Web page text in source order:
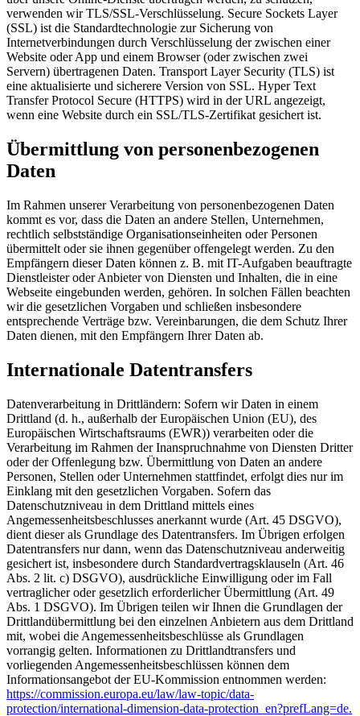
verwenden wir TLS/SSL-Verschlüsselung. Secure Sockets Layer
(SSL) ist die Standardtechnologie zur Sicherung von
Internetverbindungen durch Verschlüsselung der zwischen einer
Website oder App und einem Browser (oder zwischen zwei
Servern) übertragenen Daten. Transport Layer Security (TLS) ist
eine aktualisierte und sicherere Version von SSL. Hyper Text
Transfer Protocol Secure (HTTPS) wird in der URL angezeigt,
wenn eine Website durch ein SSL/TLS-Zertifikat gesichert ist.
Übermittlung von personenbezogenen
Daten
Im Rahmen unserer Verarbeitung von personenbezogenen Daten
kommt es vor, dass die Daten an andere Stellen, Unternehmen,
rechtlich selbstständige Organisationseinheiten oder Personen
übermittelt oder sie ihnen gegenüber offengelegt werden. Zu den
Empfängern dieser Daten können z. B. mit IT-Aufgaben beauftragte
Dienstleister oder Anbieter von Diensten und Inhalten, die in eine
Webseite eingebunden werden, gehören. In solchen Fällen beachten
wir die gesetzlichen Vorgaben und schließen insbesondere
entsprechende Verträge bzw. Vereinbarungen, die dem Schutz Ihrer
Daten dienen, mit den Empfängern Ihrer Daten ab.
Internationale Datentransfers
Datenverarbeitung in Drittländern: Sofern wir Daten in einem
Drittland (d. h., außerhalb der Europäischen Union (EU), des
Europäischen Wirtschaftsraums (EWR)) verarbeiten oder die
Verarbeitung im Rahmen der Inanspruchnahme von Diensten Dritter
oder der Offenlegung bzw. Übermittlung von Daten an andere
Personen, Stellen oder Unternehmen stattfindet, erfolgt dies nur im
Einklang mit den gesetzlichen Vorgaben. Sofern das
Datenschutzniveau in dem Drittland mittels eines
Angemessenheitsbeschlusses anerkannt wurde (Art. 45 DSGVO),
dient dieser als Grundlage des Datentransfers. Im Übrigen erfolgen
Datentransfers nur dann, wenn das Datenschutzniveau anderweitig
gesichert ist, insbesondere durch Standardvertragsklauseln (Art. 46
Abs. 2 lit. c) DSGVO), ausdrückliche Einwilligung oder im Fall
vertraglicher oder gesetzlich erforderlicher Übermittlung (Art. 49
Abs. 1 DSGVO). Im Übrigen teilen wir Ihnen die Grundlagen der
Drittlandübermittlung bei den einzelnen Anbietern aus dem Drittland
mit, wobei die Angemessenheitsbeschlüsse als Grundlagen
vorrangig gelten. Informationen zu Drittlandtransfers und
vorliegenden Angemessenheitsbeschlüssen können dem
Informationsangebot der EU-Kommission entnommen werden:
https://commission.europa.eu/law/law-topic/data-
protection/international-dimension-data-protection_en?prefLang=de.